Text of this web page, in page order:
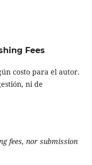
Fees
costo para el autor.
ni de
fees, nor submission